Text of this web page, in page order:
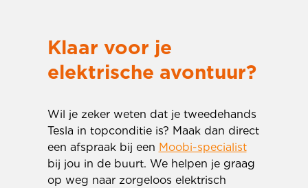
Klaar voor je
elektrische avontuur?
Wil je zeker weten dat je tweedehands
Tesla in topconditie is? Maak dan direct
een afspraak bij een Moobi-specialist
bij jou in de buurt. We helpen je graag
op weg naar zorgeloos elektrisch